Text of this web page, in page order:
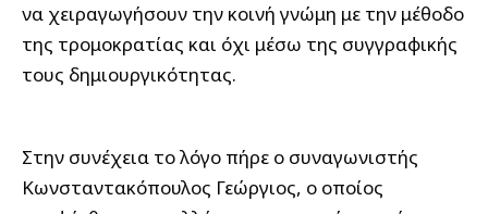
να χειραγωγήσουν την κοινή γνώμη με την μέθοδο
της τρομοκρατίας και όχι μέσω της συγγραφικής
τους δημιουργικότητας.
Στην συνέχεια το λόγο πήρε ο συναγωνιστής
Κωνσταντακόπουλος Γεώργιος, ο οποίος